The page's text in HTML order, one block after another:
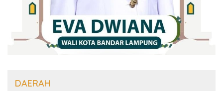
DAERAH